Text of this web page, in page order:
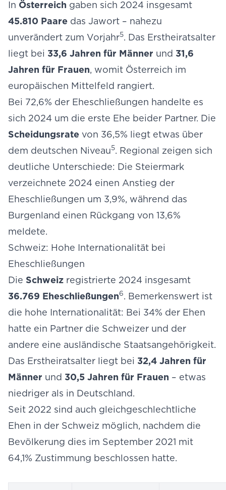
In Österreich gaben sich 2024 insgesamt
45.810 Paare das Jawort – nahezu
unverändert zum Vorjahr5. Das Erstheiratsalter
liegt bei 33,6 Jahren für Männer und 31,6
Jahren für Frauen, womit Österreich im
europäischen Mittelfeld rangiert.
Bei 72,6% der Eheschließungen handelte es
sich 2024 um die erste Ehe beider Partner. Die
Scheidungsrate von 36,5% liegt etwas über
dem deutschen Niveau5. Regional zeigen sich
deutliche Unterschiede: Die Steiermark
verzeichnete 2024 einen Anstieg der
Eheschließungen um 3,9%, während das
Burgenland einen Rückgang von 13,6%
meldete.
Schweiz: Hohe Internationalität bei
Eheschließungen
Die Schweiz registrierte 2024 insgesamt
36.769 Eheschließungen6. Bemerkenswert ist
die hohe Internationalität: Bei 34% der Ehen
hatte ein Partner die Schweizer und der
andere eine ausländische Staatsangehörigkeit.
Das Erstheiratsalter liegt bei 32,4 Jahren für
Männer und 30,5 Jahren für Frauen – etwas
niedriger als in Deutschland.
Seit 2022 sind auch gleichgeschlechtliche
Ehen in der Schweiz möglich, nachdem die
Bevölkerung dies im September 2021 mit
64,1% Zustimmung beschlossen hatte.